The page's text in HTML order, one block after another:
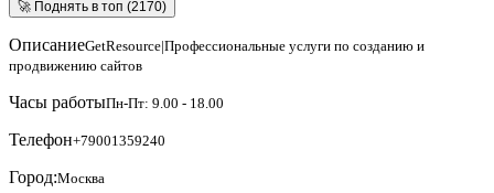
🚀 Поднять в топ (2170)
ОписаниеGetResource|Профессиональные услуги по созданию и
продвижению сайтов
Часы работыПн-Пт: 9.00 - 18.00
Телефон+79001359240
Город:Москва